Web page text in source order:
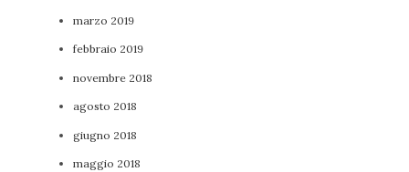
marzo 2019
febbraio 2019
novembre 2018
agosto 2018
giugno 2018
maggio 2018